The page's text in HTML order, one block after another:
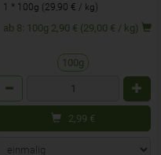
1 * 100g (29,90 € / kg)
ab 8: 100g 2,90 € (29,00 € / kg)
100g
2,99 €